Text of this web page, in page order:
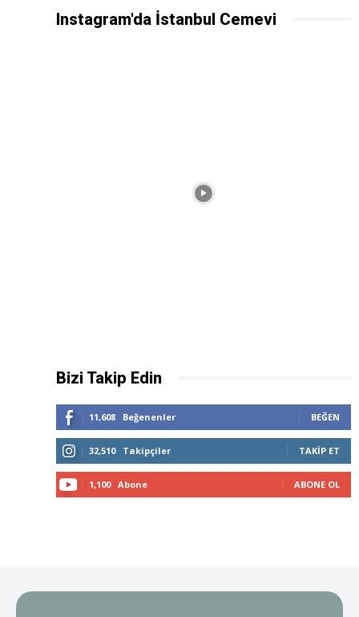
Instagram'da İstanbul Cemevi
Bizi Takip Edin
11,608 Beğenenler BEĞEN
32,510 Takipçiler TAKIP ET
1,100 Abone ABONE OL